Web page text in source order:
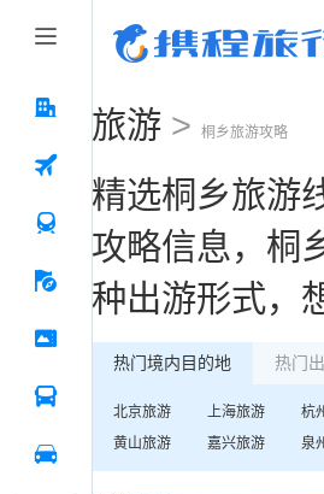
旅游 > 桐乡旅游攻略
精选桐乡旅游
攻略信息， 桐
种出游形式，
热门境内目的地 热门
北京旅游 上海旅游 杭
黄山旅游 嘉兴旅游 泉